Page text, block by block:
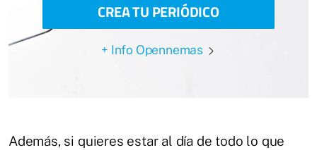
CREA TU PERIÓDICO
+ Info Opennemas
Además, si quieres estar al día de todo lo que